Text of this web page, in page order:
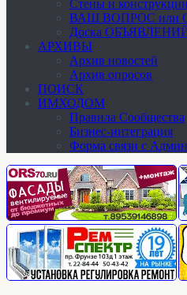
Стены и конструкции
ВАШ ВОПРОС или
Доска
АРХИВЫ
Архив новостей
Архив опросов
ПОИСК
ИМХОДОМ
Правила Сообщества
Бизнес-интеграция
Форма связи с